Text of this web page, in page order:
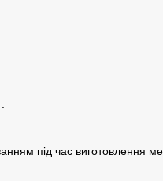
під час виготовлення